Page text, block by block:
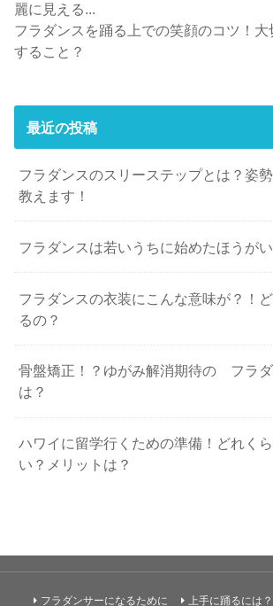
麗に見える...
フラダンスを踊る上での笑顔のコツ！大
すること？
最近の投稿
フラダンスのスリーステップとは？姿
教えます！
フラダンスは若いうちに始めたほうが
フラダンスの衣装にこんな意味が？！
るの？
骨盤矯正！？ゆがみ解消期待の フラダ
は？
ハワイに留学行くための準備！どれく
い？メリットは？
フラダンサーになるために 上手に踊るには？